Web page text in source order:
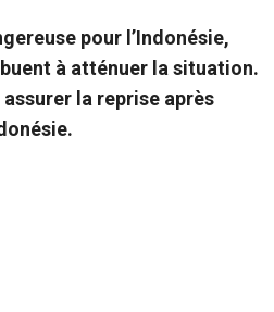
pour l’Indonésie,
à atténuer la situation.
la reprise après